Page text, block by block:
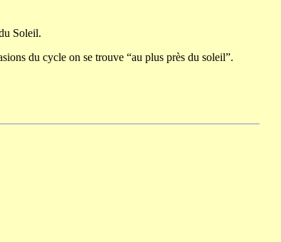
Soleil.
du cycle on se trouve “au plus près du soleil”.